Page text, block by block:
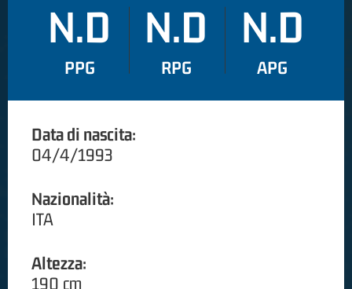
N.D
PPG
N.D
RPG
N.D
APG
Data di nascita:
04/4/1993
Nazionalità:
ITA
Altezza:
190 cm